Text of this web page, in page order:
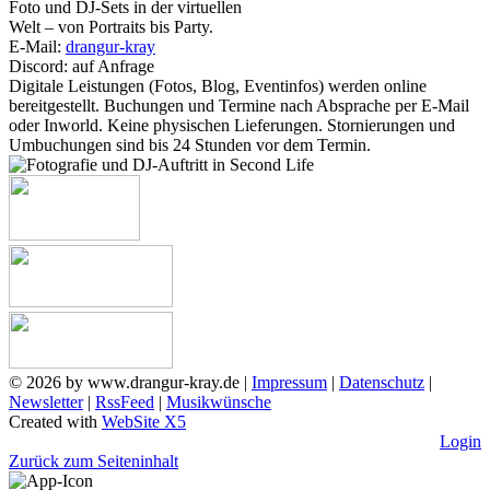
Foto und DJ-Sets in der virtuellen
Welt – von Portraits bis Party.
E-Mail: drangur-kray
Discord: auf Anfrage
Digitale Leistungen (Fotos, Blog, Eventinfos) werden online
bereitgestellt. Buchungen und Termine nach Absprache per E‑Mail
oder Inworld. Keine physischen Lieferungen. Stornierungen und
Umbuchungen sind bis 24 Stunden vor dem Termin.
© 2026 by www.drangur-kray.de | Impressum | Datenschutz |
Newsletter| RssFeed | Musikwünsche
Created with WebSite X5
Login
Zurück zum Seiteninhalt